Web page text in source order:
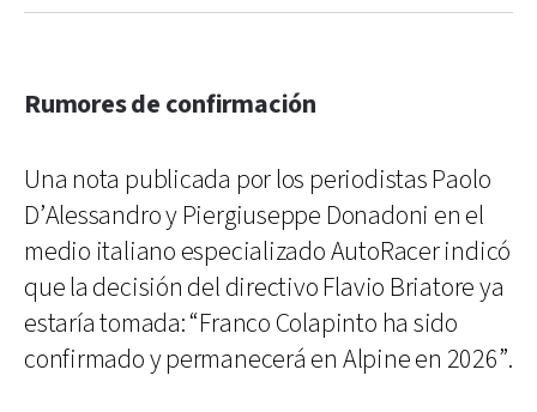
Rumores de confirmación
Una nota publicada por los periodistas Paolo
D’Alessandro y Piergiuseppe Donadoni en el
medio italiano especializado AutoRacer indicó
que la decisión del directivo Flavio Briatore ya
estaría tomada: “Franco Colapinto ha sido
confirmado y permanecerá en Alpine en 2026”.